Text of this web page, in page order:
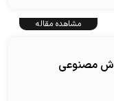
مشاهده مقاله
مصنوعی